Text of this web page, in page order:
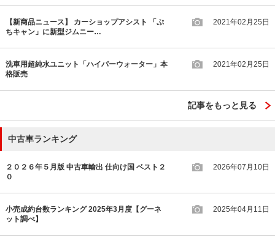
【新商品ニュース】 カーショップアシスト 「ぷ
ちキャン」に新型ジムニー…
2021年02月25日
洗車用超純水ユニット「ハイパーウォーター」本
格販売
2021年02月25日
記事をもっと見る
中古車ランキング
２０２６年５月版 中古車輸出 仕向け国 ベスト２
０
2026年07月10日
小売成約台数ランキング 2025年3月度【グーネ
ット調べ】
2025年04月11日